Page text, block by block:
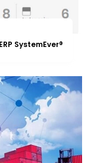
SystemEver®